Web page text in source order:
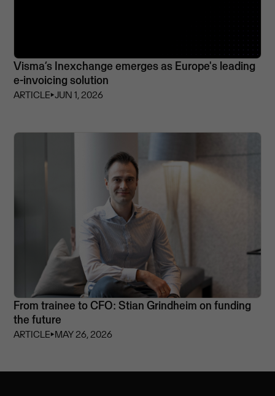
Visma’s Inexchange emerges as Europe's leading
e-invoicing solution
ARTICLE⏵JUN 1, 2026
From trainee to CFO: Stian Grindheim on funding
the future
ARTICLE⏵MAY 26, 2026